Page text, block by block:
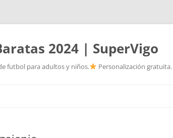
2024 | SuperVigo
futbol para adultos y niños. Personalización